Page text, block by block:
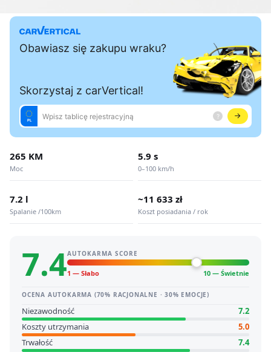
265 KM
Moc
5.9 s
0–100 km/h
7.2 l
Spalanie /100km
~11 633 zł
Koszt posiadania / rok
7.4AUTOKARMA SCORE
1 — Słabo 10 — Świetnie
OCENA AUTOKARMA (70% RACJONALNE · 30% EMOCJE)
Niezawodność
7.2
Koszty utrzymania
5.0
Trwałość
7.4